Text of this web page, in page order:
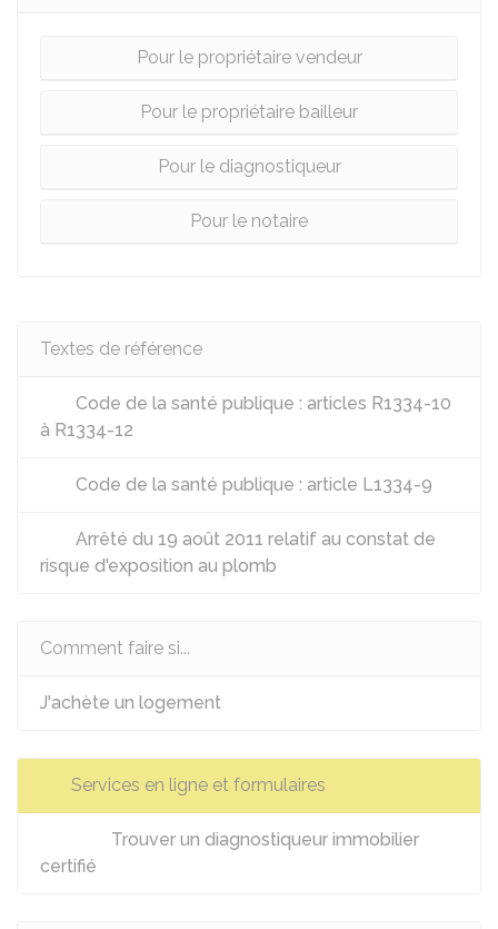
Pour le propriétaire vendeur
Pour le propriétaire bailleur
Pour le diagnostiqueur
Pour le notaire
Textes de référence
Code de la santé publique : articles R1334-10
à R1334-12
Code de la santé publique : article L1334-9
Arrêté du 19 août 2011 relatif au constat de
risque d'exposition au plomb
Comment faire si...
J'achète un logement
Services en ligne et formulaires
Trouver un diagnostiqueur immobilier
certifié